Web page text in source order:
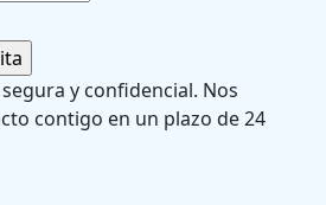
y confidencial. Nos
contigo en un plazo de 24